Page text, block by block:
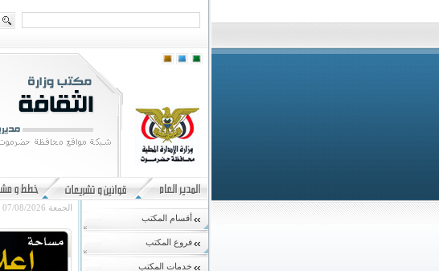
الجمعة 07/08/2026
أقسام المكتب
فروع المكتب
خدمات المكتب